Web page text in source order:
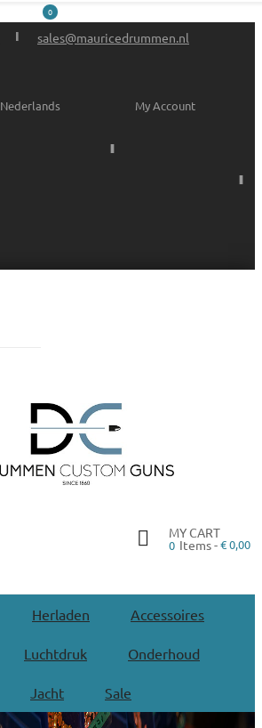
0
sales@mauricedrummen.nl
My Account
Nederlands
MY CART
0 Items -€ 0,00
Herladen Accessoires
Luchtdruk Onderhoud
Jacht Sale